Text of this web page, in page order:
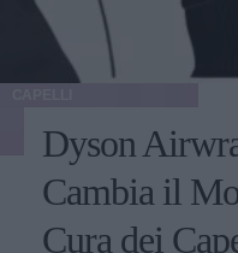
Dyson
Cambia il
Cura dei